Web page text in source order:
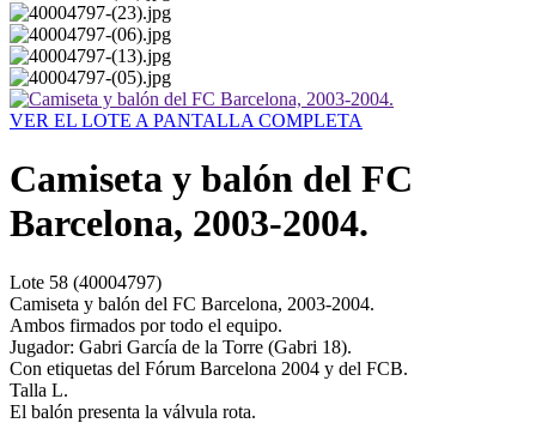
VER EL LOTE A PANTALLA COMPLETA
Camiseta y balón del FC
Barcelona, 2003-2004.
Lote 58 (40004797)
Camiseta y balón del FC Barcelona, 2003-2004.
Ambos firmados por todo el equipo.
Jugador: Gabri García de la Torre (Gabri 18).
Con etiquetas del Fórum Barcelona 2004 y del FCB.
Talla L.
El balón presenta la válvula rota.